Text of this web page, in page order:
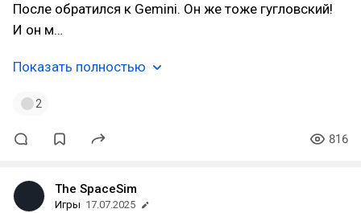
После обратился к Gemini. Он же тоже гугловский!
И он м…
Показать полностью
2
816
The SpaceSim
Игры 17.07.2025